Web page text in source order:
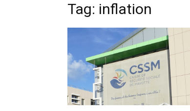
Tag: inflation